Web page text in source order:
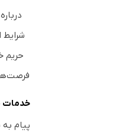
شرایط
خدمات
پیام